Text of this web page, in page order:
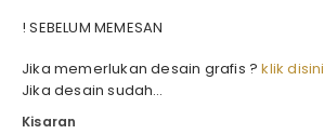
! SEBELUM MEMESAN
Jika memerlukan desain grafis ?klik disini
Jika desain sudah…
Kisaran